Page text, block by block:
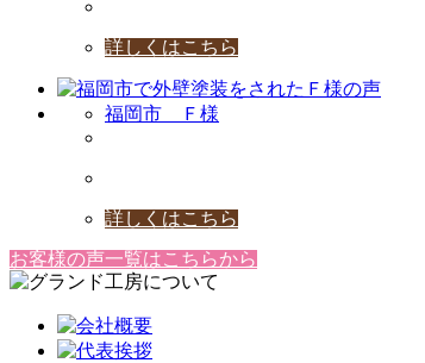
詳しくはこちら
福岡市 Ｆ様
詳しくはこちら
お客様の声一覧はこちらから